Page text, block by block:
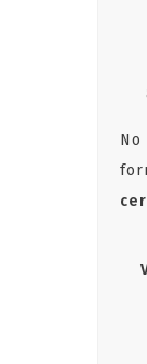
No